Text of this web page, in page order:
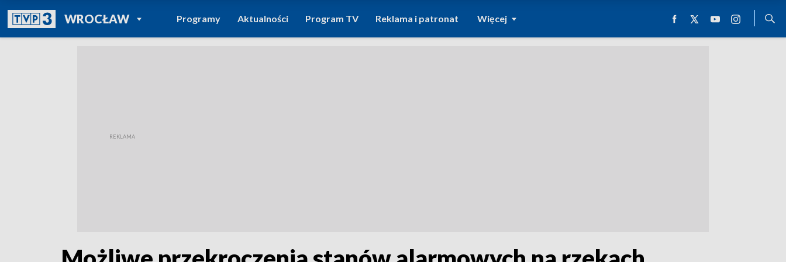
WROCŁAWPOWRÓT DO
TVP REGIONY
Programy Aktualności Program TV Reklama i patronat Więcej